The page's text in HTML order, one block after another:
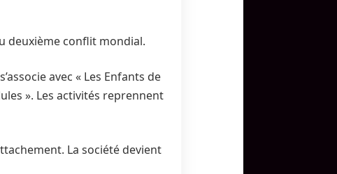
deuxième conflit mondial.
avec « Les Enfants de
». Les activités reprennent
La société devient